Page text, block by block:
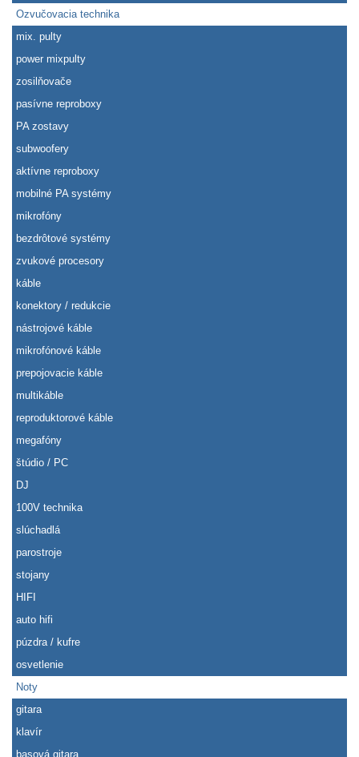
Ozvučovacia technika
mix. pulty
power mixpulty
zosilňovače
pasívne reproboxy
PA zostavy
subwoofery
aktívne reproboxy
mobilné PA systémy
mikrofóny
bezdrôtové systémy
zvukové procesory
káble
konektory / redukcie
nástrojové káble
mikrofónové káble
prepojovacie káble
multikáble
reproduktorové káble
megafóny
štúdio / PC
DJ
100V technika
slúchadlá
parostroje
stojany
HIFI
auto hifi
púzdra / kufre
osvetlenie
Noty
gitara
klavír
basová gitara